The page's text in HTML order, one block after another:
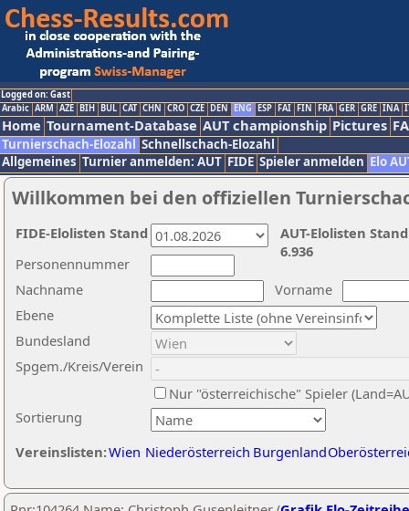
Logged on: Gast
Arabic ARM AZE BIH BUL CAT CHN CRO CZE DEN ENG ESP FAI FIN FRA GER GRE INA
Home Tournament-Database AUT championship Pictures
Turnierschach-Elozahl Schnellschach-Elozahl
Allgemeines Turnier anmelden: AUT FIDE Spieler anmelden Elo
Willkommen bei den offiziellen
Nachname
Vorname
Ebene
Sortierung
Personennummer
Bundesland
Spgem./Kreis/Verein
Nur "österreichische" Spieler
Vereinslisten:Wien Niederösterreich Burgenland
AUT-Elolisten
6.936
FIDE-Elolisten Stand